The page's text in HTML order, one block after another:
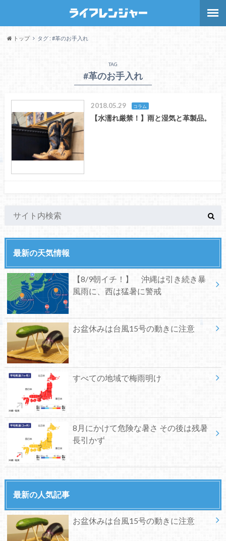
トップ タグ : #革のお手入れ
TAG
#革のお手入れ
2018.05.29 コラム
【水濡れ厳禁！】雨と湿気と革製品。
最新の天気情報
【8/9朝イチ！】 沖縄は引き続き暴
風雨に、西は猛暑に警戒
お盆休みは台風15号の動きに注意
すべての地域で梅雨明け
8月にかけて危険な暑さ その後は残暑
長引かず
最新の人気記事
お盆休みは台風15号の動きに注意